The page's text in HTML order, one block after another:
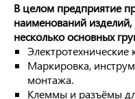
В целом предприятие
наименований
несколько основных
Маркировка,
монтажа.
Клеммы и разъёмы